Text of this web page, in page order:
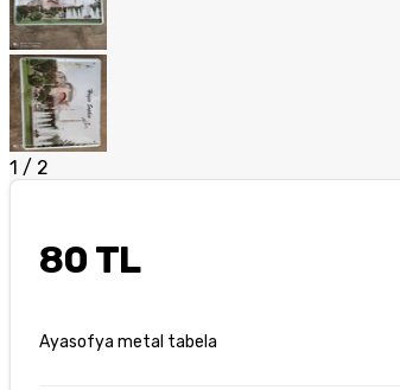
1 / 2
80 TL
Ayasofya metal tabela